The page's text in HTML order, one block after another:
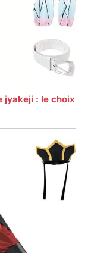
jyakeji : le choix